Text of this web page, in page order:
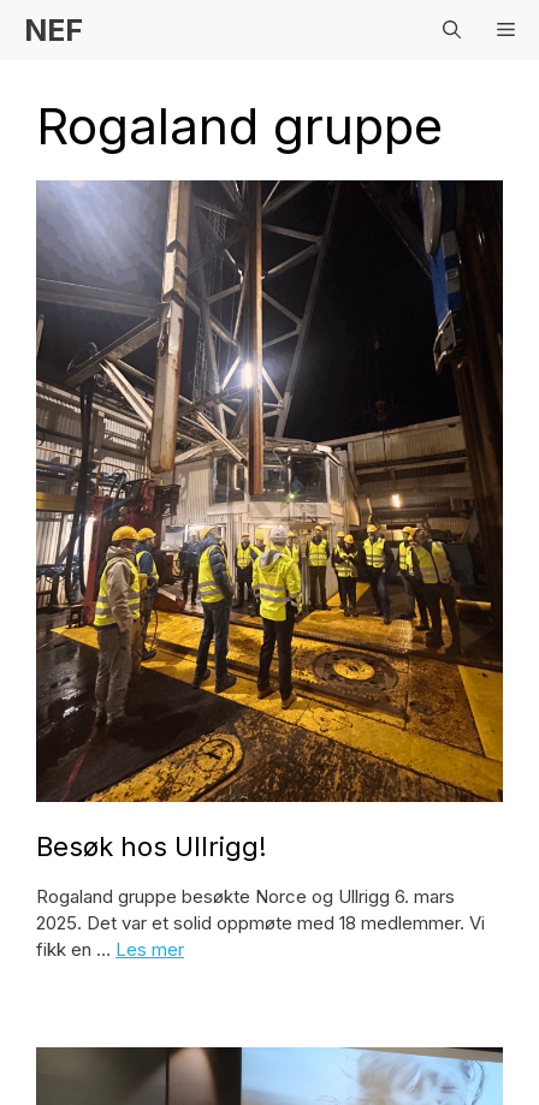
NEF
Rogaland gruppe
Besøk hos Ullrigg!
Rogaland gruppe besøkte Norce og Ullrigg 6. mars
2025. Det var et solid oppmøte med 18 medlemmer. Vi
fikk en … Les mer